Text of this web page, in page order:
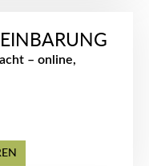
– online,